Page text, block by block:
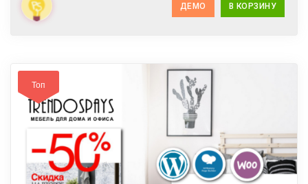
ДЕМО В КОРЗИНУ
Топ